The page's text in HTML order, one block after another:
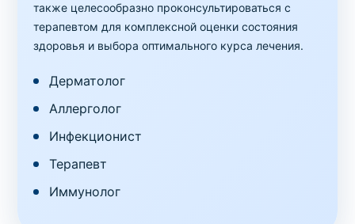
также целесообразно проконсультироваться с
терапевтом для комплексной оценки состояния
здоровья и выбора оптимального курса лечения.
Дерматолог
Аллерголог
Инфекционист
Терапевт
Иммунолог